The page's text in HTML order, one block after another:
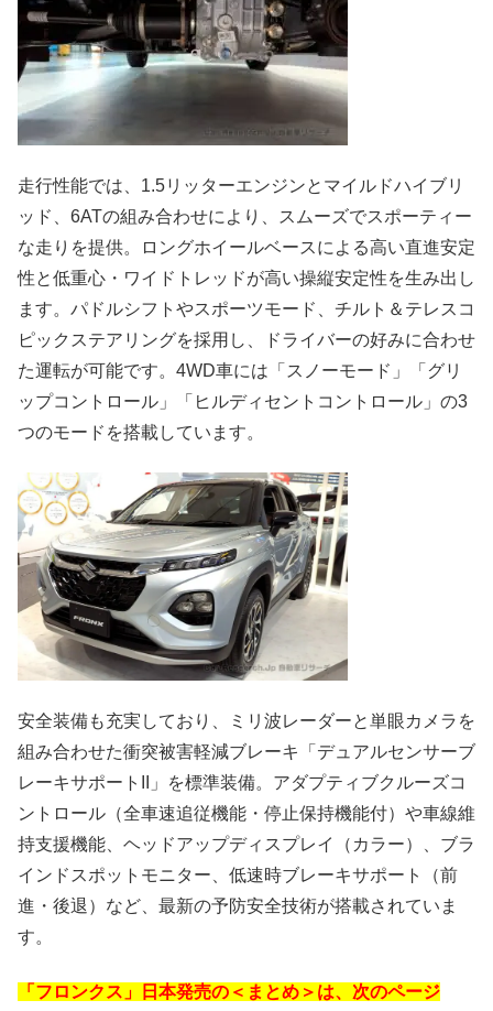
走行性能では、1.5リッターエンジンとマイルドハイブリ
ッド、6ATの組み合わせにより、スムーズでスポーティー
な走りを提供。ロングホイールベースによる高い直進安定
性と低重心・ワイドトレッドが高い操縦安定性を生み出し
ます。パドルシフトやスポーツモード、チルト＆テレスコ
ピックステアリングを採用し、ドライバーの好みに合わせ
た運転が可能です。4WD車には「スノーモード」「グリ
ップコントロール」「ヒルディセントコントロール」の3
つのモードを搭載しています。
安全装備も充実しており、ミリ波レーダーと単眼カメラを
組み合わせた衝突被害軽減ブレーキ「デュアルセンサーブ
レーキサポートII」を標準装備。アダプティブクルーズコ
ントロール（全車速追従機能・停止保持機能付）や車線維
持支援機能、ヘッドアップディスプレイ（カラー）、ブラ
インドスポットモニター、低速時ブレーキサポート（前
進・後退）など、最新の予防安全技術が搭載されていま
す。
「フロンクス」日本発売の＜まとめ＞は、次のページ